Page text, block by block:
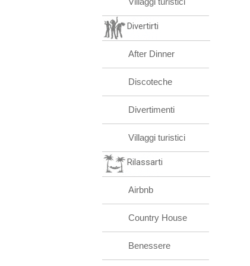
Divertirti
After Dinner
Discoteche
Divertimenti
Villaggi turistici
Rilassarti
Airbnb
Country House
Benessere